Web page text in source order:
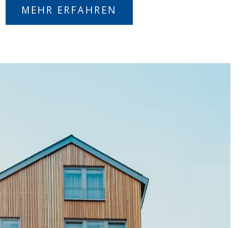
MEHR ERFAHREN